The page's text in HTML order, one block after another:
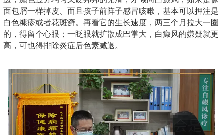
面包屑一样掉皮、而且孩子前阵子感冒咳嗽，基本可以押注是
白色糠疹或者花斑癣。再看它的生长速度，两三个月拉大一圈
的，得留个心眼；一眨眼就扩散成巴掌大，白癜风的嫌疑就更
高，可也得排除炎症后色素减退。